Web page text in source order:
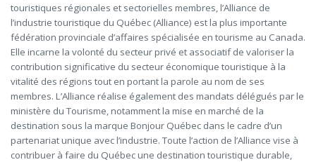
touristiques régionales et sectorielles membres, l’Alliance de
l’industrie touristique du Québec (Alliance) est la plus importante
fédération provinciale d’affaires spécialisée en tourisme au Canada.
Elle incarne la volonté du secteur privé et associatif de valoriser la
contribution significative du secteur économique touristique à la
vitalité des régions tout en portant la parole au nom de ses
membres. L’Alliance réalise également des mandats délégués par le
ministère du Tourisme, notamment la mise en marché de la
destination sous la marque Bonjour Québec dans le cadre d’un
partenariat unique avec l’industrie. Toute l’action de l’Alliance vise à
contribuer à faire du Québec une destination touristique durable,